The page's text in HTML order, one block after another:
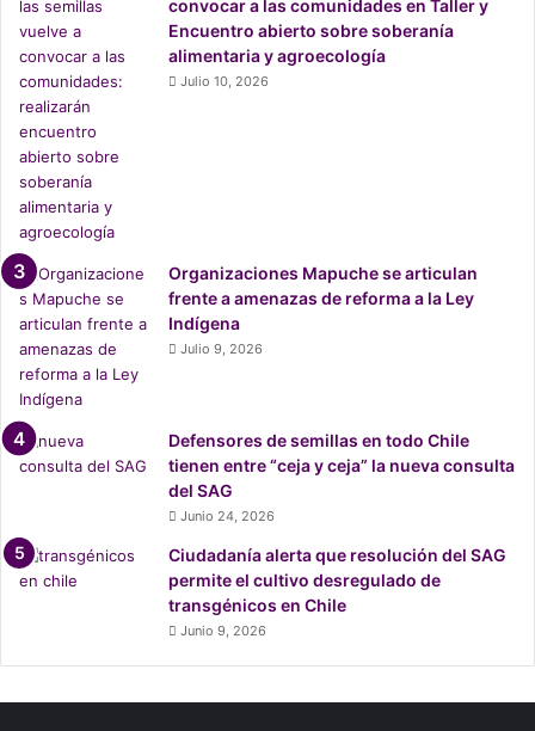
Conoce más de la investigación realizada por Sinergia
Animal en Liderencrueldad.com.
Tal vez también te interese:
estrena serie documental que registra 2.600 kilómetros de
pedaleo y diálogos con organizaciones y comunidades
Sigue leyendo en TomateRojo.cl
apunta a su planta de huevos en
San Bernardo
convocar a las comunidades en Taller y
Encuentro abierto sobre soberanía
alimentaria y agroecología
Julio 10, 2026
Organizaciones Mapuche se articulan
frente a amenazas de reforma a la Ley
Indígena
Julio 9, 2026
Defensores de semillas en todo Chile
tienen entre “ceja y ceja” la nueva consulta
del SAG
Junio 24, 2026
Ciudadanía alerta que resolución del SAG
permite el cultivo desregulado de
transgénicos en Chile
Junio 9, 2026